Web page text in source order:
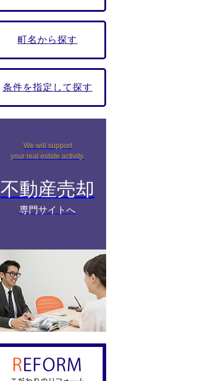
町名から探す
条件を指定して探す
We will support
your real estate activity.
不動産売却
専門サイトへ